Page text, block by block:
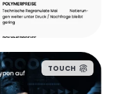
TOUCH